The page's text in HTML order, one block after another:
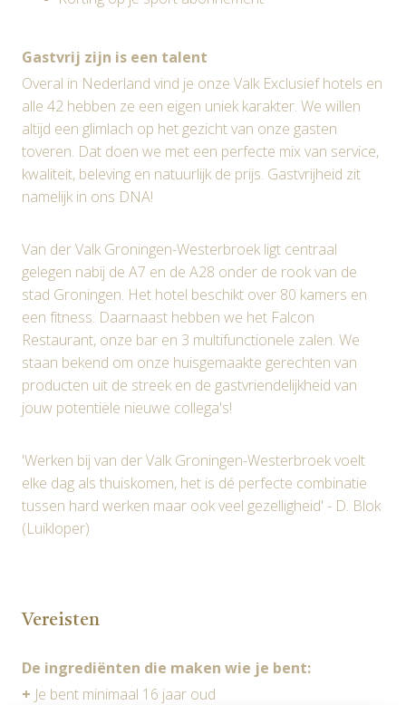
Gastvrij zijn is een talent
Overal in Nederland vind je onze Valk Exclusief hotels en
alle 42 hebben ze een eigen uniek karakter. We willen
altijd een glimlach op het gezicht van onze gasten
toveren. Dat doen we met een perfecte mix van service,
kwaliteit, beleving en natuurlijk de prijs. Gastvrijheid zit
namelijk in ons DNA!
Van der Valk Groningen-Westerbroek ligt centraal
gelegen nabij de A7 en de A28 onder de rook van de
stad Groningen. Het hotel beschikt over 80 kamers en
een fitness. Daarnaast hebben we het Falcon
Restaurant, onze bar en 3 multifunctionele zalen. We
staan bekend om onze huisgemaakte gerechten van
producten uit de streek en de gastvriendelijkheid van
jouw potentiële nieuwe collega's!
'Werken bij van der Valk Groningen-Westerbroek voelt
elke dag als thuiskomen, het is dé perfecte combinatie
tussen hard werken maar ook veel gezelligheid' - D. Blok
(Luikloper)
Vereisten
De ingrediënten die maken wie je bent:
+ Je bent minimaal 16 jaar oud